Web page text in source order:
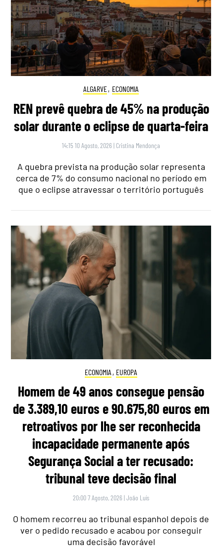
ALGARVE, ECONOMIA
REN prevê quebra de 45% na produção
solar durante o eclipse de quarta-feira
14:15 10 Agosto, 2026 | Cristina Mendonça
A quebra prevista na produção solar representa
cerca de 7% do consumo nacional no período em
que o eclipse atravessar o território português
ECONOMIA , EUROPA
Homem de 49 anos consegue pensão
de 3.389,10 euros e 90.675,80 euros em
retroativos por lhe ser reconhecida
incapacidade permanente após
Segurança Social a ter recusado:
tribunal teve decisão final
20:00 7 Agosto, 2026 |João Luís
O homem recorreu ao tribunal espanhol depois de
ver o pedido recusado e acabou por conseguir
uma decisão favorável